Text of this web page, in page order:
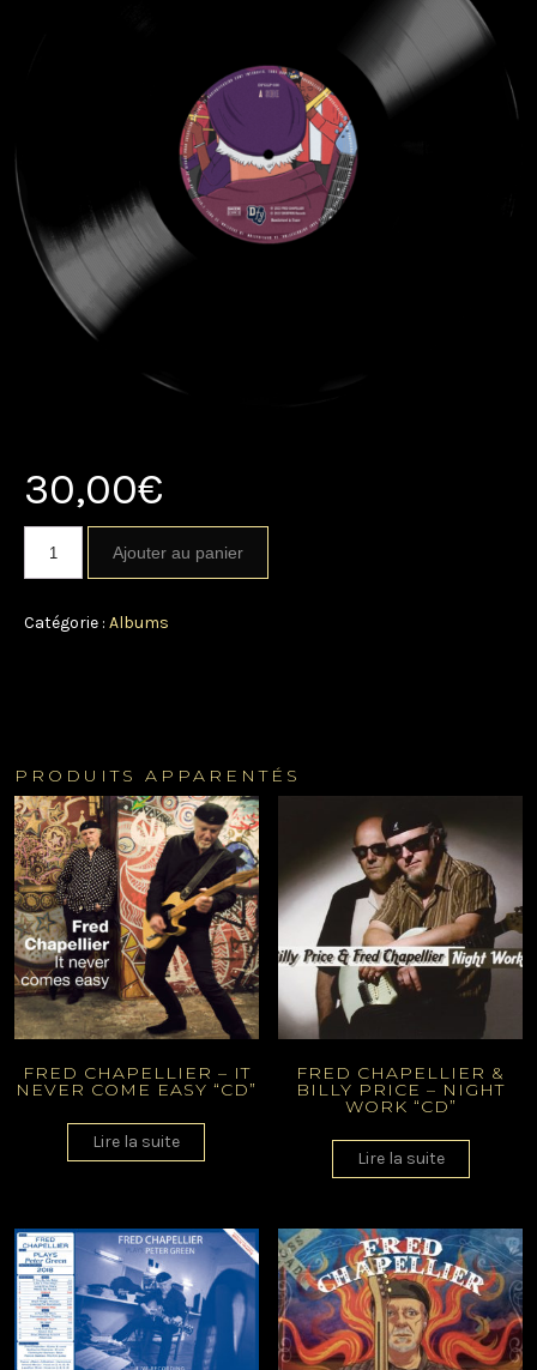
30,00€
Ajouter au panier
Catégorie :Albums
PRODUITS APPARENTÉS
FRED CHAPELLIER – IT
NEVER COME EASY “CD”
Lire la suite
FRED CHAPELLIER &
BILLY PRICE – NIGHT
WORK “CD”
Lire la suite